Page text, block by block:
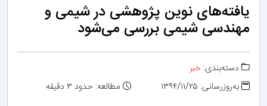
یافته‌های نوین پژوهشی در شیمی و
مهندسی شیمی بررسی می‌شود
دسته‌بندی: خبر
به‌روزرسانی: ۱۳۹۴/۱۱/۲۵
مطالعه: حدود ۳ دقیقه